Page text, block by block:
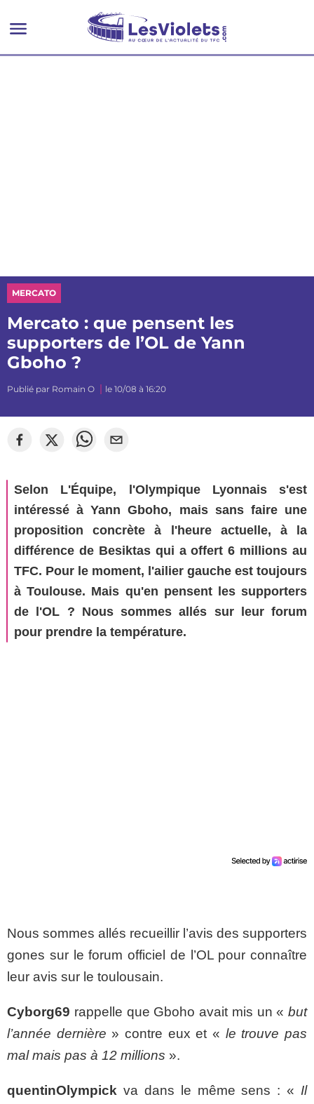
MERCATO
Mercato : que pensent les
supporters de l’OL de Yann
Gboho ?
Publié par Romain O le 10/08 à 16:20
Selon L'Équipe, l'Olympique Lyonnais s'est
intéressé à Yann Gboho, mais sans faire une
proposition concrète à l'heure actuelle, à la
différence de Besiktas qui a offert 6 millions au
TFC. Pour le moment, l'ailier gauche est toujours
à Toulouse. Mais qu'en pensent les supporters
de l'OL ? Nous sommes allés sur leur forum
pour prendre la température.
Nous sommes allés recueillir l’avis des supporters
gones sur le forum officiel de l’OL pour connaître
leur avis sur le toulousain.
Cyborg69 rappelle que Gboho avait mis un « but
l’année dernière » contre eux et « le trouve pas
mal mais pas à 12 millions ».
quentinOlympick va dans le même sens : « Il